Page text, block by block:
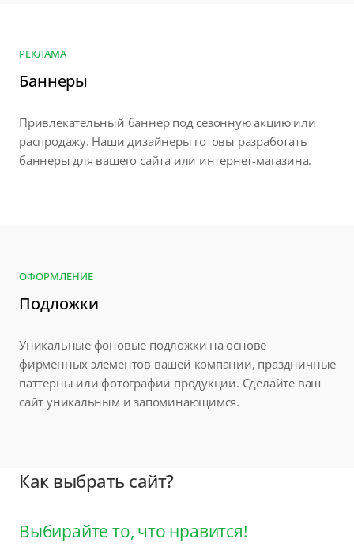
РЕКЛАМА
Баннеры
Привлекательный баннер под сезонную акцию или
распродажу. Наши дизайнеры готовы разработать
баннеры для вашего сайта или интернет-магазина.
ОФОРМЛЕНИЕ
Подложки
Уникальные фоновые подложки на основе
фирменных элементов вашей компании, праздничные
паттерны или фотографии продукции. Сделайте ваш
сайт уникальным и запоминающимся.
Как выбрать сайт?
Выбирайте то, что нравится!